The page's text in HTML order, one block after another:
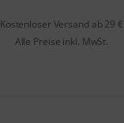
Kostenloser Versand ab 29 €
Alle Preise inkl. MwSt.